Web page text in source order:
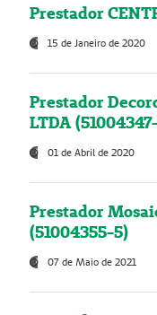
Prestador
15 de Janeiro de 2020
Prestador
LTDA
01 de Abril de 2020
Prestador
(51004355-5)
07 de Maio de 2021